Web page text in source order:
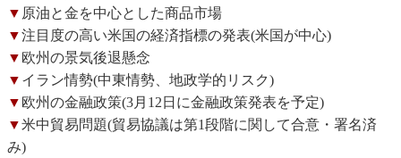
▼ 原油と金を中心とした商品市場
▼注目度の高い米国の経済指標の発表(米国が中心)
▼ 欧州の景気後退懸念
▼ イラン情勢(中東情勢、地政学的リスク)
▼ 欧州の金融政策(3月12日に金融政策発表を予定)
▼米中貿易問題(貿易協議は第1段階に関して合意・署名済
み)